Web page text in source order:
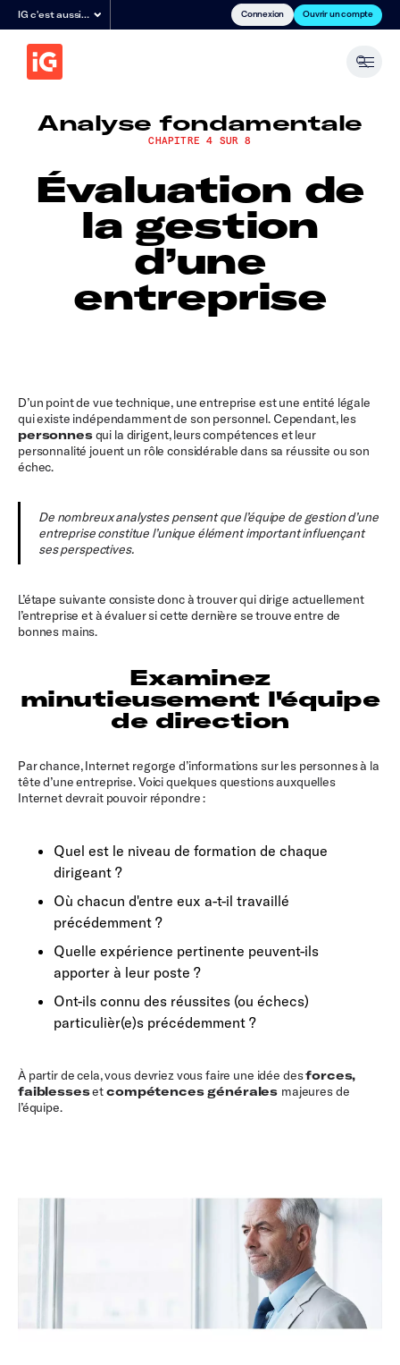
IG c'est aussi… Connexion Ouvrir un compte
Analyse fondamentale
CHAPITRE 4 SUR 8
Évaluation de
la gestion
d’une
entreprise
D’un point de vue technique, une entreprise est une entité légale
qui existe indépendamment de son personnel. Cependant, les
personnesqui la dirigent, leurs compétences et leur
personnalité jouent un rôle considérable dans sa réussite ou son
échec.
De nombreux analystes pensent que l’équipe de gestion d’une
entreprise constitue l’unique élément important influençant
ses perspectives.
L’étape suivante consiste donc à trouver qui dirige actuellement
l’entreprise et à évaluer si cette dernière se trouve entre de
bonnes mains.
Examinez
minutieusement l'équipe
de direction
Par chance, Internet regorge d’informations sur les personnes à la
tête d’une entreprise. Voici quelques questions auxquelles
Internet devrait pouvoir répondre :
Quel est le niveau de formation de chaque
dirigeant ?
Où chacun d'entre eux a-t-il travaillé
précédemment ?
Quelle expérience pertinente peuvent-ils
apporter à leur poste ?
Ont-ils connu des réussites (ou échecs)
particulièr(e)s précédemment ?
À partir de cela, vous devriez vous faire une idée desforces,
faiblessesetcompétences générales majeures de
l’équipe.